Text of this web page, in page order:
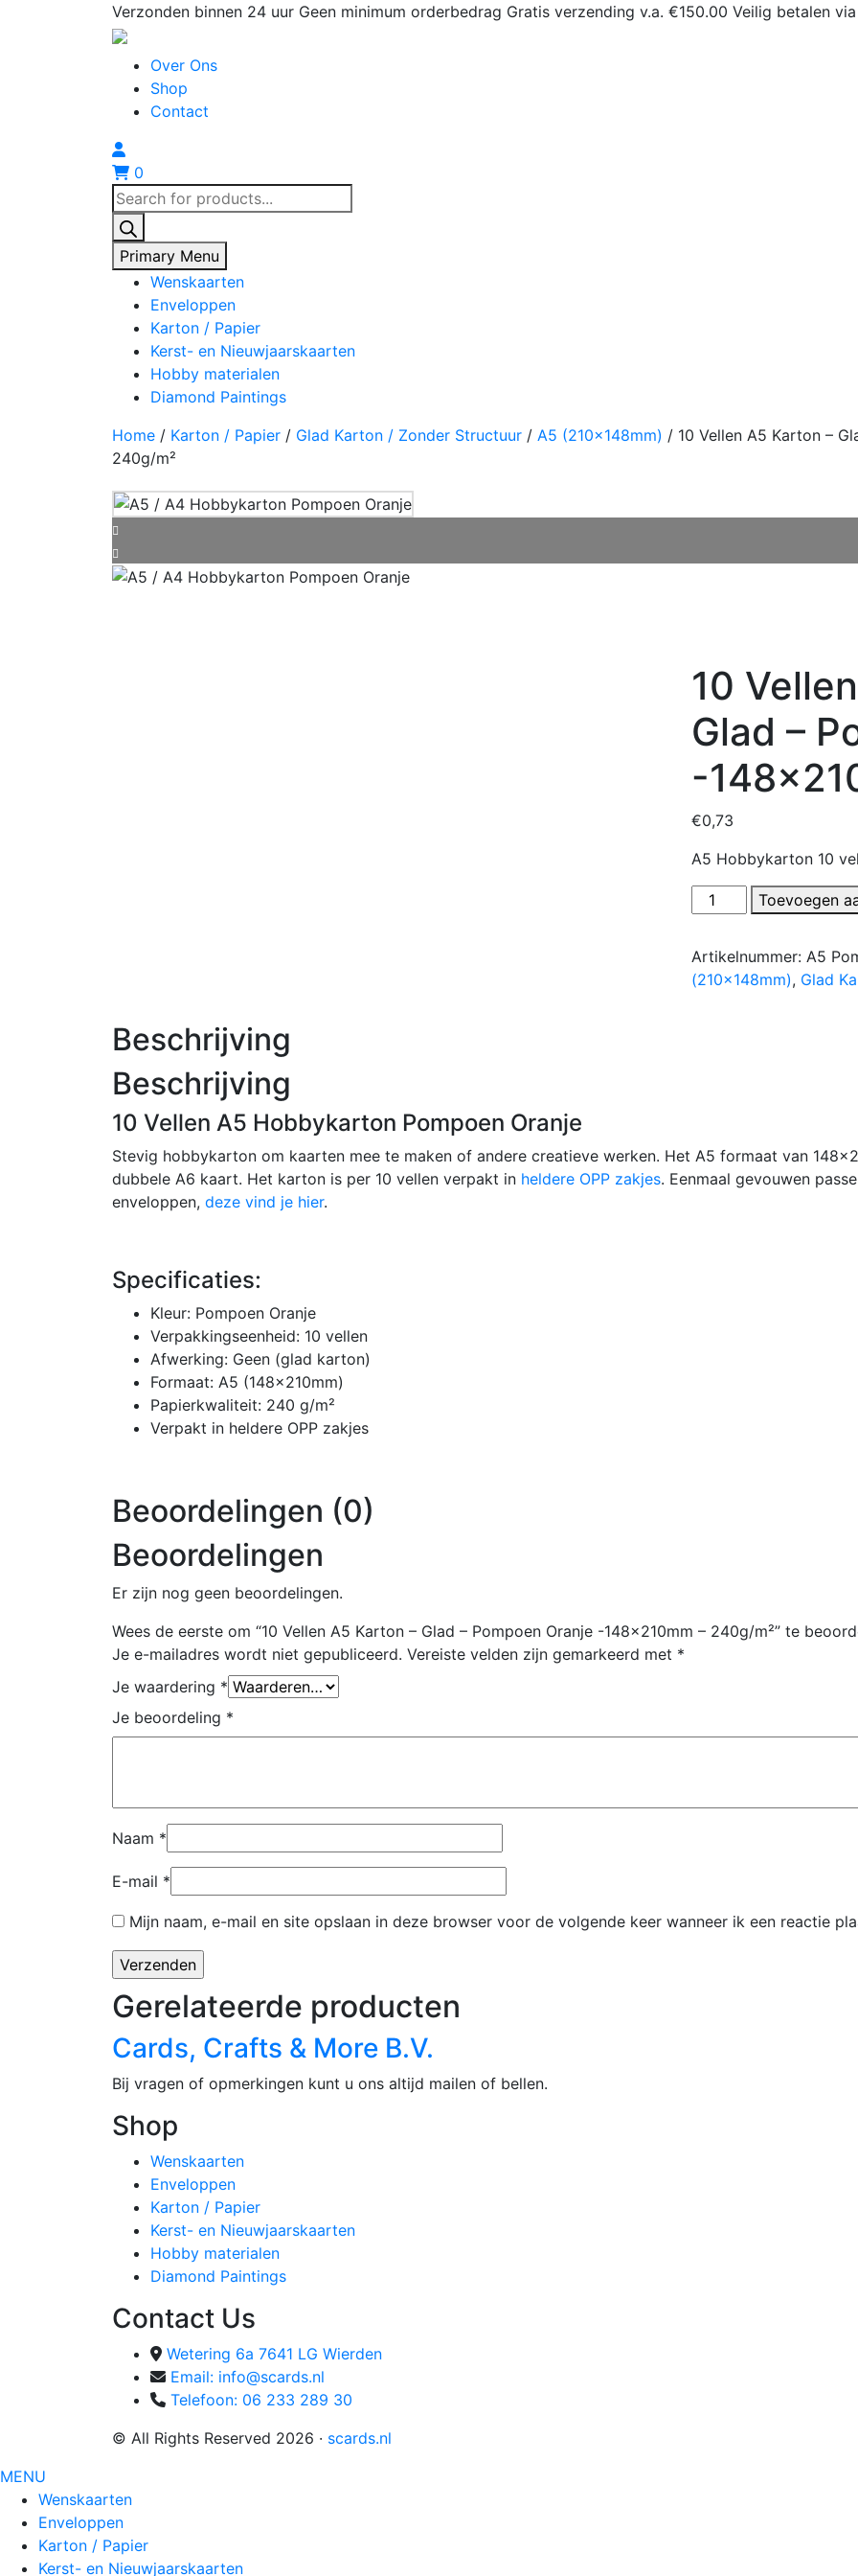
Verzonden binnen 24 uur Geen minimum orderbedrag Gratis verzending v.a. €150.00 Veilig betalen
Over Ons
Shop
Contact
0
Producten
zoeken
Primary Menu
Wenskaarten
Enveloppen
Karton / Papier
Kerst- en Nieuwjaarskaarten
Hobby materialen
Diamond Paintings
Home / Karton / Papier / Glad Karton / Zonder Structuur / A5 (210x148mm) / 10 Vellen A5 Karton –
240g/m²
10
Glad –
-
€0,73
A5 Hobbykarton 10
Vellen
Karton
-
240g/m²
aantal
Toevoegen
Artikelnummer: A5
(210x148mm), Glad
Beschrijving
Beschrijving
10 Vellen A5 Hobbykarton Pompoen Oranje
Stevig hobbykarton om kaarten mee te maken of andere creatieve werken. Het A5 formaat van
dubbele A6 kaart. Het karton is per 10 vellen verpakt in heldere OPP zakjes. Eenmaal gevouwen
enveloppen, deze vind je hier.
Specificaties:
Kleur: Pompoen Oranje
Verpakkingseenheid: 10 vellen
Afwerking: Geen (glad karton)
Formaat: A5 (148x210mm)
Papierkwaliteit: 240 g/m²
Verpakt in heldere OPP zakjes
Beoordelingen (0)
Beoordelingen
Er zijn nog geen beoordelingen.
Wees de eerste om “10 Vellen A5 Karton – Glad – Pompoen Oranje -148x210mm – 240g/m²” te
Je e-mailadres wordt niet gepubliceerd. Vereiste velden zijn gemarkeerd met *
Je waardering *
Je beoordeling *
Naam *
E-mail *
Mijn naam, e-mail en site opslaan in deze browser voor de volgende keer wanneer ik een reactie
Gerelateerde producten
Cards, Crafts & More B.V.
Bij vragen of opmerkingen kunt u ons altijd mailen of bellen.
Shop
Wenskaarten
Enveloppen
Karton / Papier
Kerst- en Nieuwjaarskaarten
Hobby materialen
Diamond Paintings
Contact Us
Wetering 6a 7641 LG Wierden
Email: info@scards.nl
Telefoon: 06 233 289 30
© All Rights Reserved 2026 · scards.nl
MENU
Wenskaarten
Enveloppen
Karton / Papier
Kerst- en Nieuwjaarskaarten